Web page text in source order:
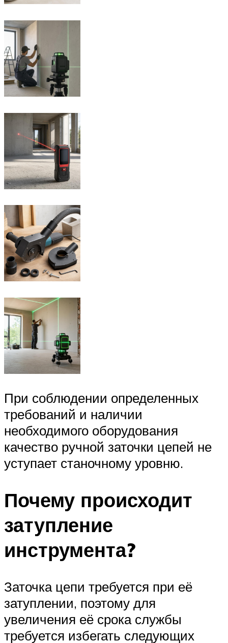
При соблюдении определенных
требований и наличии
необходимого оборудования
качество ручной заточки цепей не
уступает станочному уровню.
Почему происходит
затупление
инструмента?
Заточка цепи требуется при её
затуплении, поэтому для
увеличения её срока службы
требуется избегать следующих